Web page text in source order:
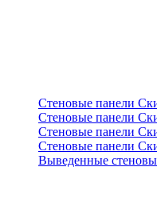
Стеновые панели
Стеновые панели
Стеновые панели
Стеновые панели
Выведенные